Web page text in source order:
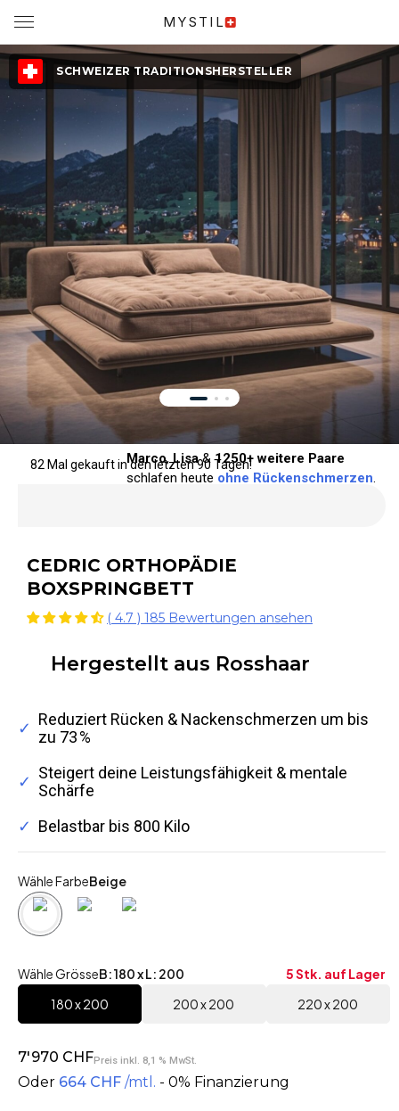
MYSTIL
SCHWEIZER TRADITIONSHERSTELLER
82 Mal gekauft in den letzten 90 Tagen!
Marco,Lisa&1250+ weitere Paare
schlafen heute ohne Rückenschmerzen.
CEDRIC ORTHOPÄDIE
BOXSPRINGBETT
( 4.7 ) 185 Bewertungen ansehen
Hergestellt aus Rosshaar
✓ Reduziert Rücken & Nackenschmerzen um bis
zu 73 %
✓ Steigert deine Leistungsfähigkeit & mentale
Schärfe
✓ Belastbar bis 800 Kilo
Wähle FarbeBeige
Wähle GrösseB: 180 x L: 200 5 Stk. auf Lager
180 x 200
200 x 200 220 x 200
7'970 CHFPreis inkl. 8,1 % MwSt.
Oder 664 CHF /mtl. - 0% Finanzierung